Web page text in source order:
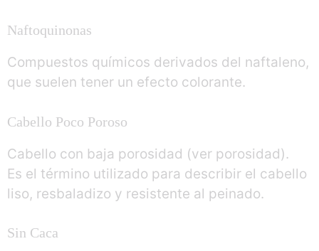
Naftoquinonas
Compuestos químicos derivados del naftaleno,
que suelen tener un efecto colorante.
Cabello Poco Poroso
Cabello con baja porosidad (ver porosidad).
Es el término utilizado para describir el cabello
liso, resbaladizo y resistente al peinado.
Sin Caca